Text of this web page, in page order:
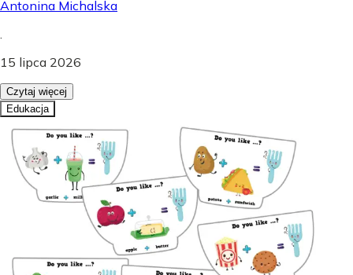
Antonina Michalska
.
15 lipca 2026
Czytaj więcej
Edukacja